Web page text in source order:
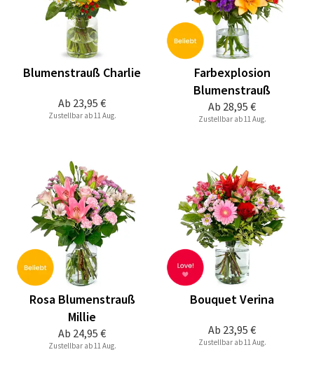
Ab 23,95 €
Blumenstrauß Charlie
Zustellbar ab 11 Aug.
Ab 28,95 €
Farbexplosion
Blumenstrauß
Zustellbar ab 11 Aug.
Ab 24,95 €
Rosa Blumenstrauß
Millie
Zustellbar ab 11 Aug.
Ab 23,95 €
Bouquet Verina
Zustellbar ab 11 Aug.